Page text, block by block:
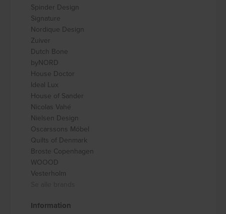
Spinder Design
Signature
Nordique Design
Zuiver
Dutch Bone
byNORD
House Doctor
Ideal Lux
House of Sander
Nicolas Vahé
Nielsen Design
Oscarssons Móbel
Quilts of Denmark
Broste Copenhagen
WOOOD
Vesterholm
Information